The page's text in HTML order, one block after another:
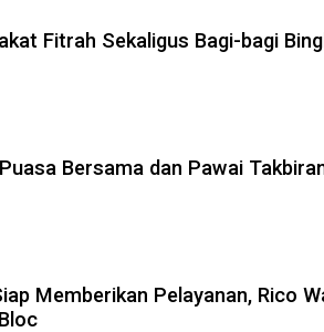
Fitrah Sekaligus Bagi-bagi
Bersama dan Pawai
Memberikan Pelayanan, Rico